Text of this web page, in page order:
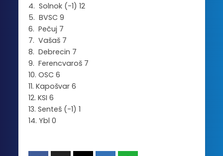
4. Solnok (-1) 12
5. BVSC 9
6. Pečuj 7
7. Vašaš 7
8. Debrecin 7
9. Ferencvaroš 7
10. OSC 6
11. Kapošvar 6
12. KSI 6
13. Senteš (-1) 1
14. Ybl 0